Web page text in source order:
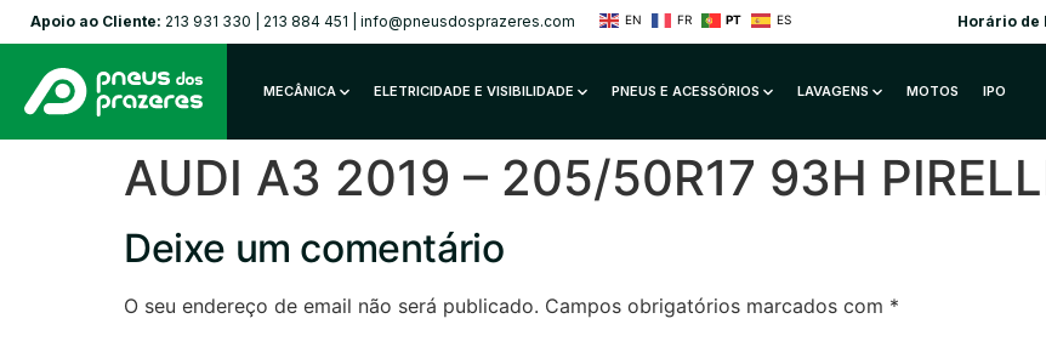
Apoio ao Cliente: 213 931 330 213 884 451 info@pneusdosprazeres.com EN FR PT ES Horário de
MECÂNICA ELETRICIDADE E VISIBILIDADE PNEUS E ACESSÓRIOS LAVAGENS MOTOS IPO
AUDI A3 2019 – 205/50R17 93H
Deixe um comentário
O seu endereço de email não será publicado. Campos obrigatórios marcados com *